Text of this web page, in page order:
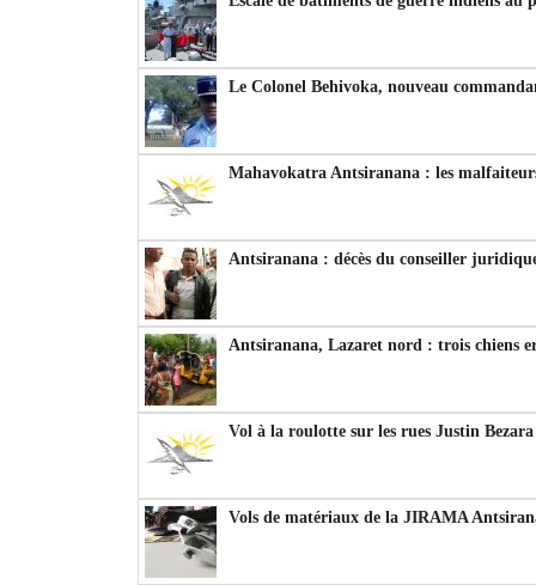
Le Colonel Behivoka, nouveau
Mahavokatra Antsiranana : les
Antsiranana : décès du conseiller
Antsiranana, Lazaret nord : trois chiens
Vol à la roulotte sur les rues Justin
Vols de matériaux de la JIRAMA